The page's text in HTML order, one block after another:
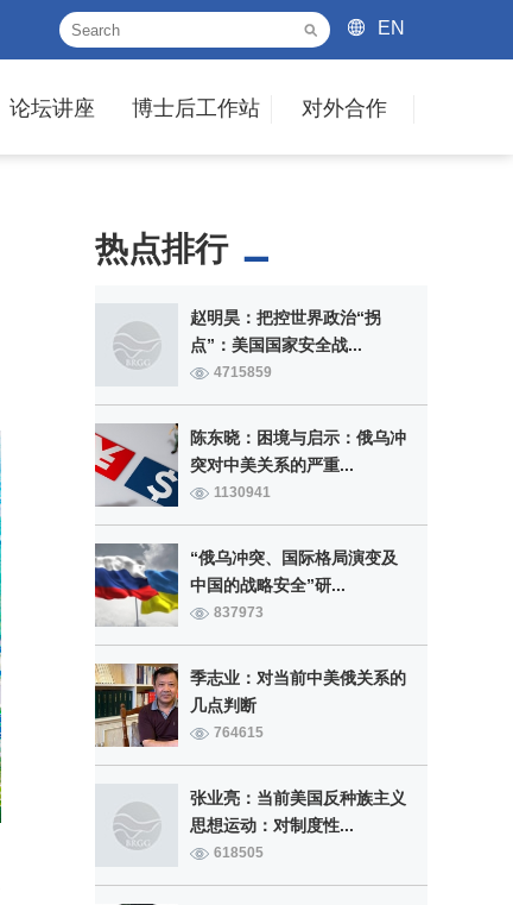
EN
论坛讲座 博士后工作站 对外合作
热点排行
赵明昊：把控世界政治“拐
点”：美国国家安全战...
4715859
陈东晓：困境与启示：俄乌冲
突对中美关系的严重...
1130941
“俄乌冲突、国际格局演变及
中国的战略安全”研...
837973
季志业：对当前中美俄关系的
几点判断
764615
张业亮：当前美国反种族主义
思想运动：对制度性...
618505